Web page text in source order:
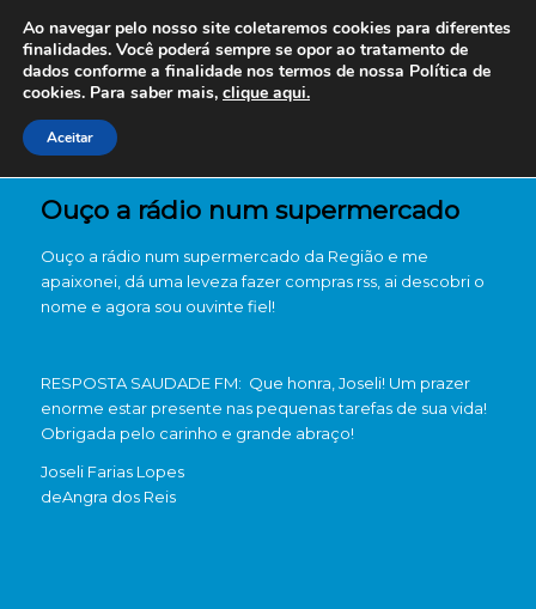
Ouço a rádio num supermercado
Ouço a rádio num supermercado da Região e me
apaixonei, dá uma leveza fazer compras rss, ai descobri o
nome e agora sou ouvinte fiel!
RESPOSTA SAUDADE FM: Que honra, Joseli! Um prazer
enorme estar presente nas pequenas tarefas de sua vida!
Obrigada pelo carinho e grande abraço!
Joseli Farias Lopes
deAngra dos Reis
Ao navegar pelo nosso site coletaremos cookies para diferentes
finalidades. Você poderá sempre se opor ao tratamento de
dados conforme a finalidade nos termos de nossa Política de
cookies. Para saber mais, clique aqui.
Aceitar